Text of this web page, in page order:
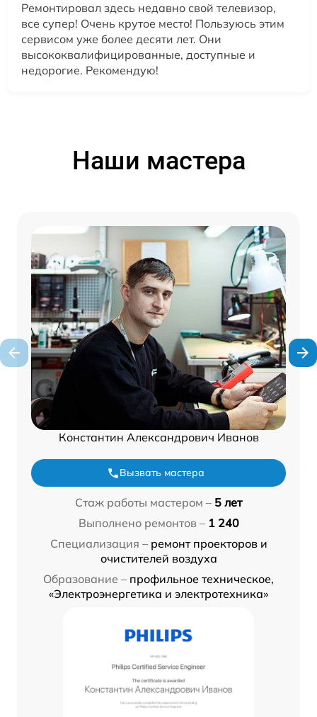
Ремонтировал здесь недавно свой телевизор,
все супер! Очень крутое место! Пользуюсь этим
сервисом уже более десяти лет. Они
высококвалифицированные, доступные и
недорогие. Рекомендую!
Наши мастера
Константин Александрович Иванов
Вызвать мастера
Стаж работы мастером – 5 лет
Выполнено ремонтов – 1 240
Специализация – ремонт проекторов и
очистителей воздуха
Образование – профильное техническое,
«Электроэнергетика и электротехника»